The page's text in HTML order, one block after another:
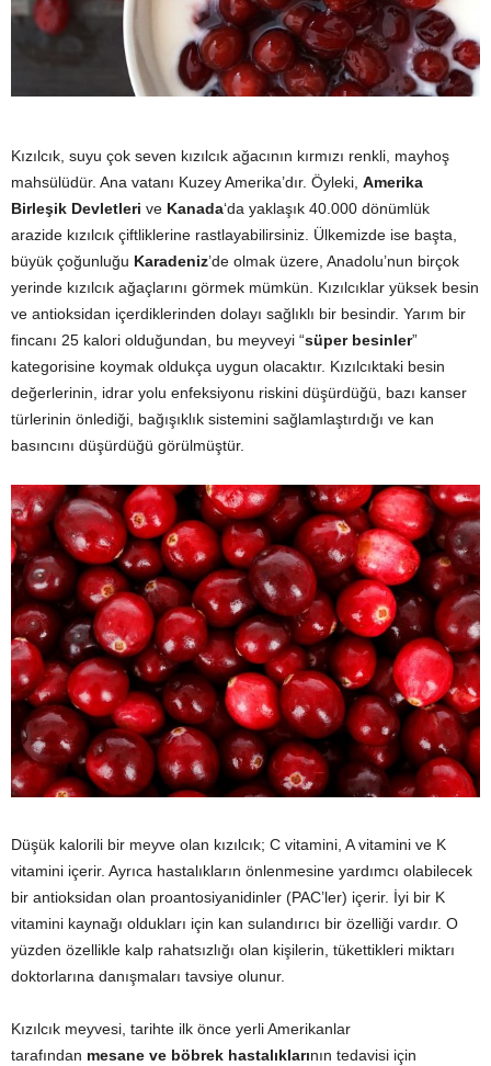
Kızılcık, suyu çok seven kızılcık ağacının kırmızı renkli, mayhoş
mahsülüdür. Ana vatanı Kuzey Amerika’dır. Öyleki, Amerika
Birleşik Devletleri ve Kanada‘da yaklaşık 40.000 dönümlük
arazide kızılcık çiftliklerine rastlayabilirsiniz. Ülkemizde ise başta,
büyük çoğunluğu Karadeniz’de olmak üzere, Anadolu’nun birçok
yerinde kızılcık ağaçlarını görmek mümkün. Kızılcıklar yüksek besin
ve antioksidan içerdiklerinden dolayı sağlıklı bir besindir. Yarım bir
fincanı 25 kalori olduğundan, bu meyveyi “süper besinler”
kategorisine koymak oldukça uygun olacaktır. Kızılcıktaki besin
değerlerinin, idrar yolu enfeksiyonu riskini düşürdüğü, bazı kanser
türlerinin önlediği, bağışıklık sistemini sağlamlaştırdığı ve kan
basıncını düşürdüğü görülmüştür.
Düşük kalorili bir meyve olan kızılcık; C vitamini, A vitamini ve K
vitamini içerir. Ayrıca hastalıkların önlenmesine yardımcı olabilecek
bir antioksidan olan proantosiyanidinler (PAC’ler) içerir. İyi bir K
vitamini kaynağı oldukları için kan sulandırıcı bir özelliği vardır. O
yüzden özellikle kalp rahatsızlığı olan kişilerin, tükettikleri miktarı
doktorlarına danışmaları tavsiye olunur.
Kızılcık meyvesi, tarihte ilk önce yerli Amerikanlar
tarafından mesane ve böbrek hastalıklarının tedavisi için